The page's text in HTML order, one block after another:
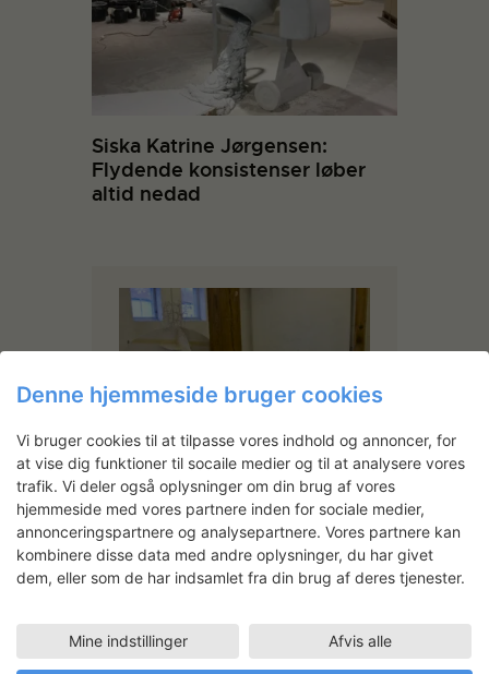
Siska Katrine Jørgensen:
Flydende konsistenser løber
altid nedad
Camilla Berner
Uddannet fra Fine Art, sculpture,
Chelsea College of Art and Design
1998.
Gæstestuderende ved
og ved Landbohøjskolens
landskabsarkitektoniske afdeling
2002.
Denne hjemmeside bruger cookies
Vi bruger cookies til at tilpasse vores indhold og annoncer, for
at vise dig funktioner til socaile medier og til at analysere vores
trafik. Vi deler også oplysninger om din brug af vores
hjemmeside med vores partnere inden for sociale medier,
annonceringspartnere og analysepartnere. Vores partnere kan
kombinere disse data med andre oplysninger, du har givet
dem, eller som de har indsamlet fra din brug af deres tjenester.
Mine indstillinger Afvis alle